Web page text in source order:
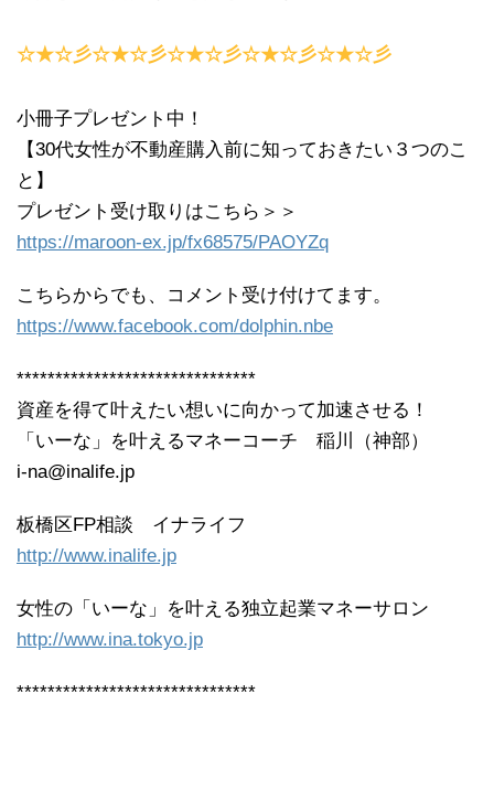
☆★☆彡☆★☆彡☆★☆彡☆★☆彡☆★☆彡
小冊子プレゼント中！
【30代女性が不動産購入前に知っておきたい３つのこ
と】
プレゼント受け取りはこちら＞＞
https://maroon-ex.jp/fx68575/PAOYZq
こちらからでも、コメント受け付けてます。
https://www.facebook.com/dolphin.nbe
*******************************
資産を得て叶えたい想いに向かって加速させる！
「いーな」を叶えるマネーコーチ 稲川（神部）
i-na@inalife.jp
板橋区FP相談 イナライフ
http://www.inalife.jp
女性の「いーな」を叶える独立起業マネーサロン
http://www.ina.tokyo.jp
*******************************